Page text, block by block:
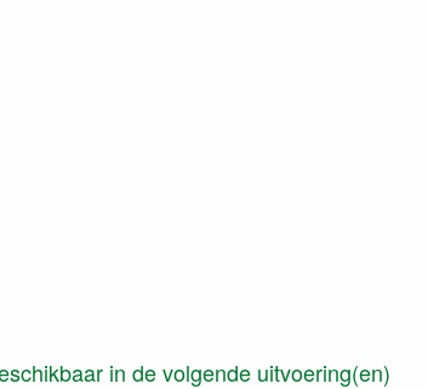
in de volgende uitvoering(en)